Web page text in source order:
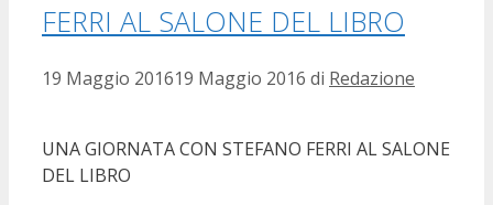
FERRI AL SALONE DEL LIBRO
19 Maggio 201619 Maggio 2016 di Redazione
UNA GIORNATA CON STEFANO FERRI AL SALONE
DEL LIBRO